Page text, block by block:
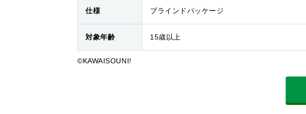
仕様 ブラインドパッケージ
対象年齢 15歳以上
©️KAWAISOUNI!